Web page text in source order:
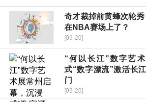
奇才裁掉前黄蜂次轮
在NBA赛场上了？
[09-20]
“何以长江”数字艺
式“数字漂流”激活长
门
[09-20]